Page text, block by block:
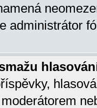
administrátor